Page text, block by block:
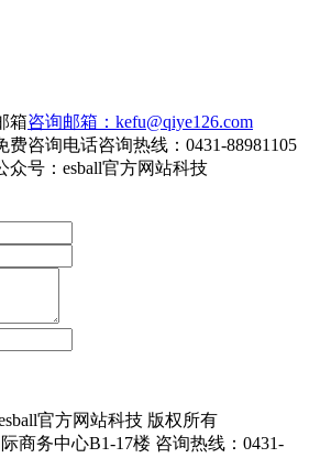
咨询邮箱：kefu@qiye126.com
咨询热线：0431-88981105
众号：esball官方网站科技
官方网站科技 版权所有
商务中心B1-17楼 咨询热线：0431-